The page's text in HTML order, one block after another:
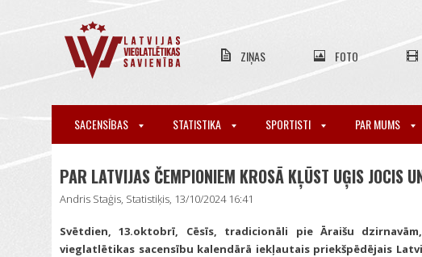
ZIŅAS FOTO
SACENSĪBAS STATISTIKA SPORTISTI PAR MUMS
PAR LATVIJAS ČEMPIONIEM KROSĀ KĻŪST UĢIS JOCIS
Andris Staģis, Statistiķis, 13/10/2024 16:41
Svētdien, 13.oktobrī, Cēsīs, tradicionāli pie Āraišu
vieglatlētikas sacensību kalendārā iekļautais priekšpēdējais